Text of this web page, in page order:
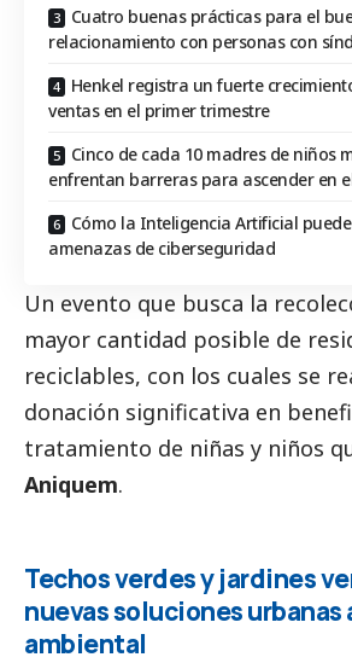
Cuatro buenas prácticas para el
relacionamiento con personas con
Henkel registra un fuerte
ventas en el primer trimestre
Cinco de cada 10 madres de niños
enfrentan barreras para ascender en
Cómo la Inteligencia Artificial
amenazas de ciberseguridad
Un evento que busca la
mayor cantidad posible de
reciclables, con los cuales se
donación significativa en
tratamiento de niñas y niños
Aniquem.
Techos verdes y jardines
nuevas soluciones urbanas
ambiental